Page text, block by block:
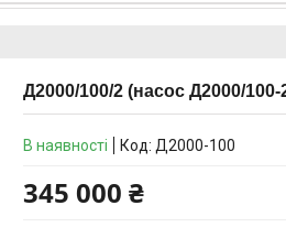
Д2000/100/2 (насос Д2000/100-
В наявності Код: Д2000-100
345 000 ₴